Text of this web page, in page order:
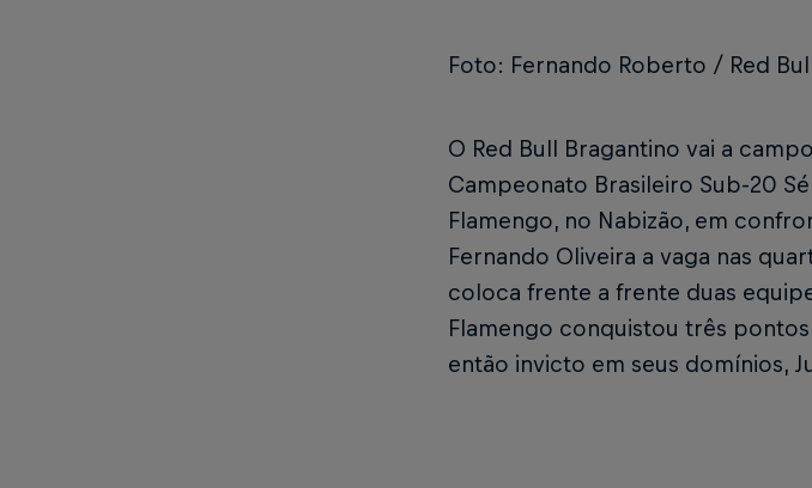
Foto: Fernando Roberto / Red
O Red Bull Bragantino vai a
Campeonato Brasileiro Sub-20
Flamengo, no Nabizão, em
Fernando Oliveira a vaga nas
coloca frente a frente duas
Flamengo conquistou três
então invicto em seus domínios,